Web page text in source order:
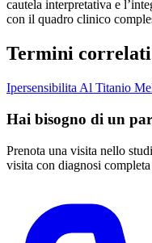
cautela interpretativa e
con il quadro clinico
Termini correlati
Ipersensibilita Al Titanio
Hai bisogno di un
Prenota una visita nello
visita con diagnosi